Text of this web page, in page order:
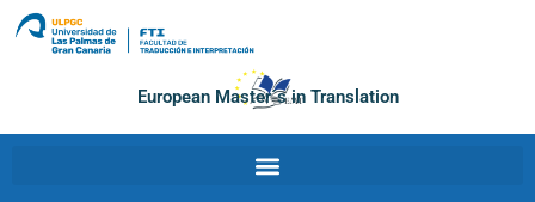
European Master´s in Translation